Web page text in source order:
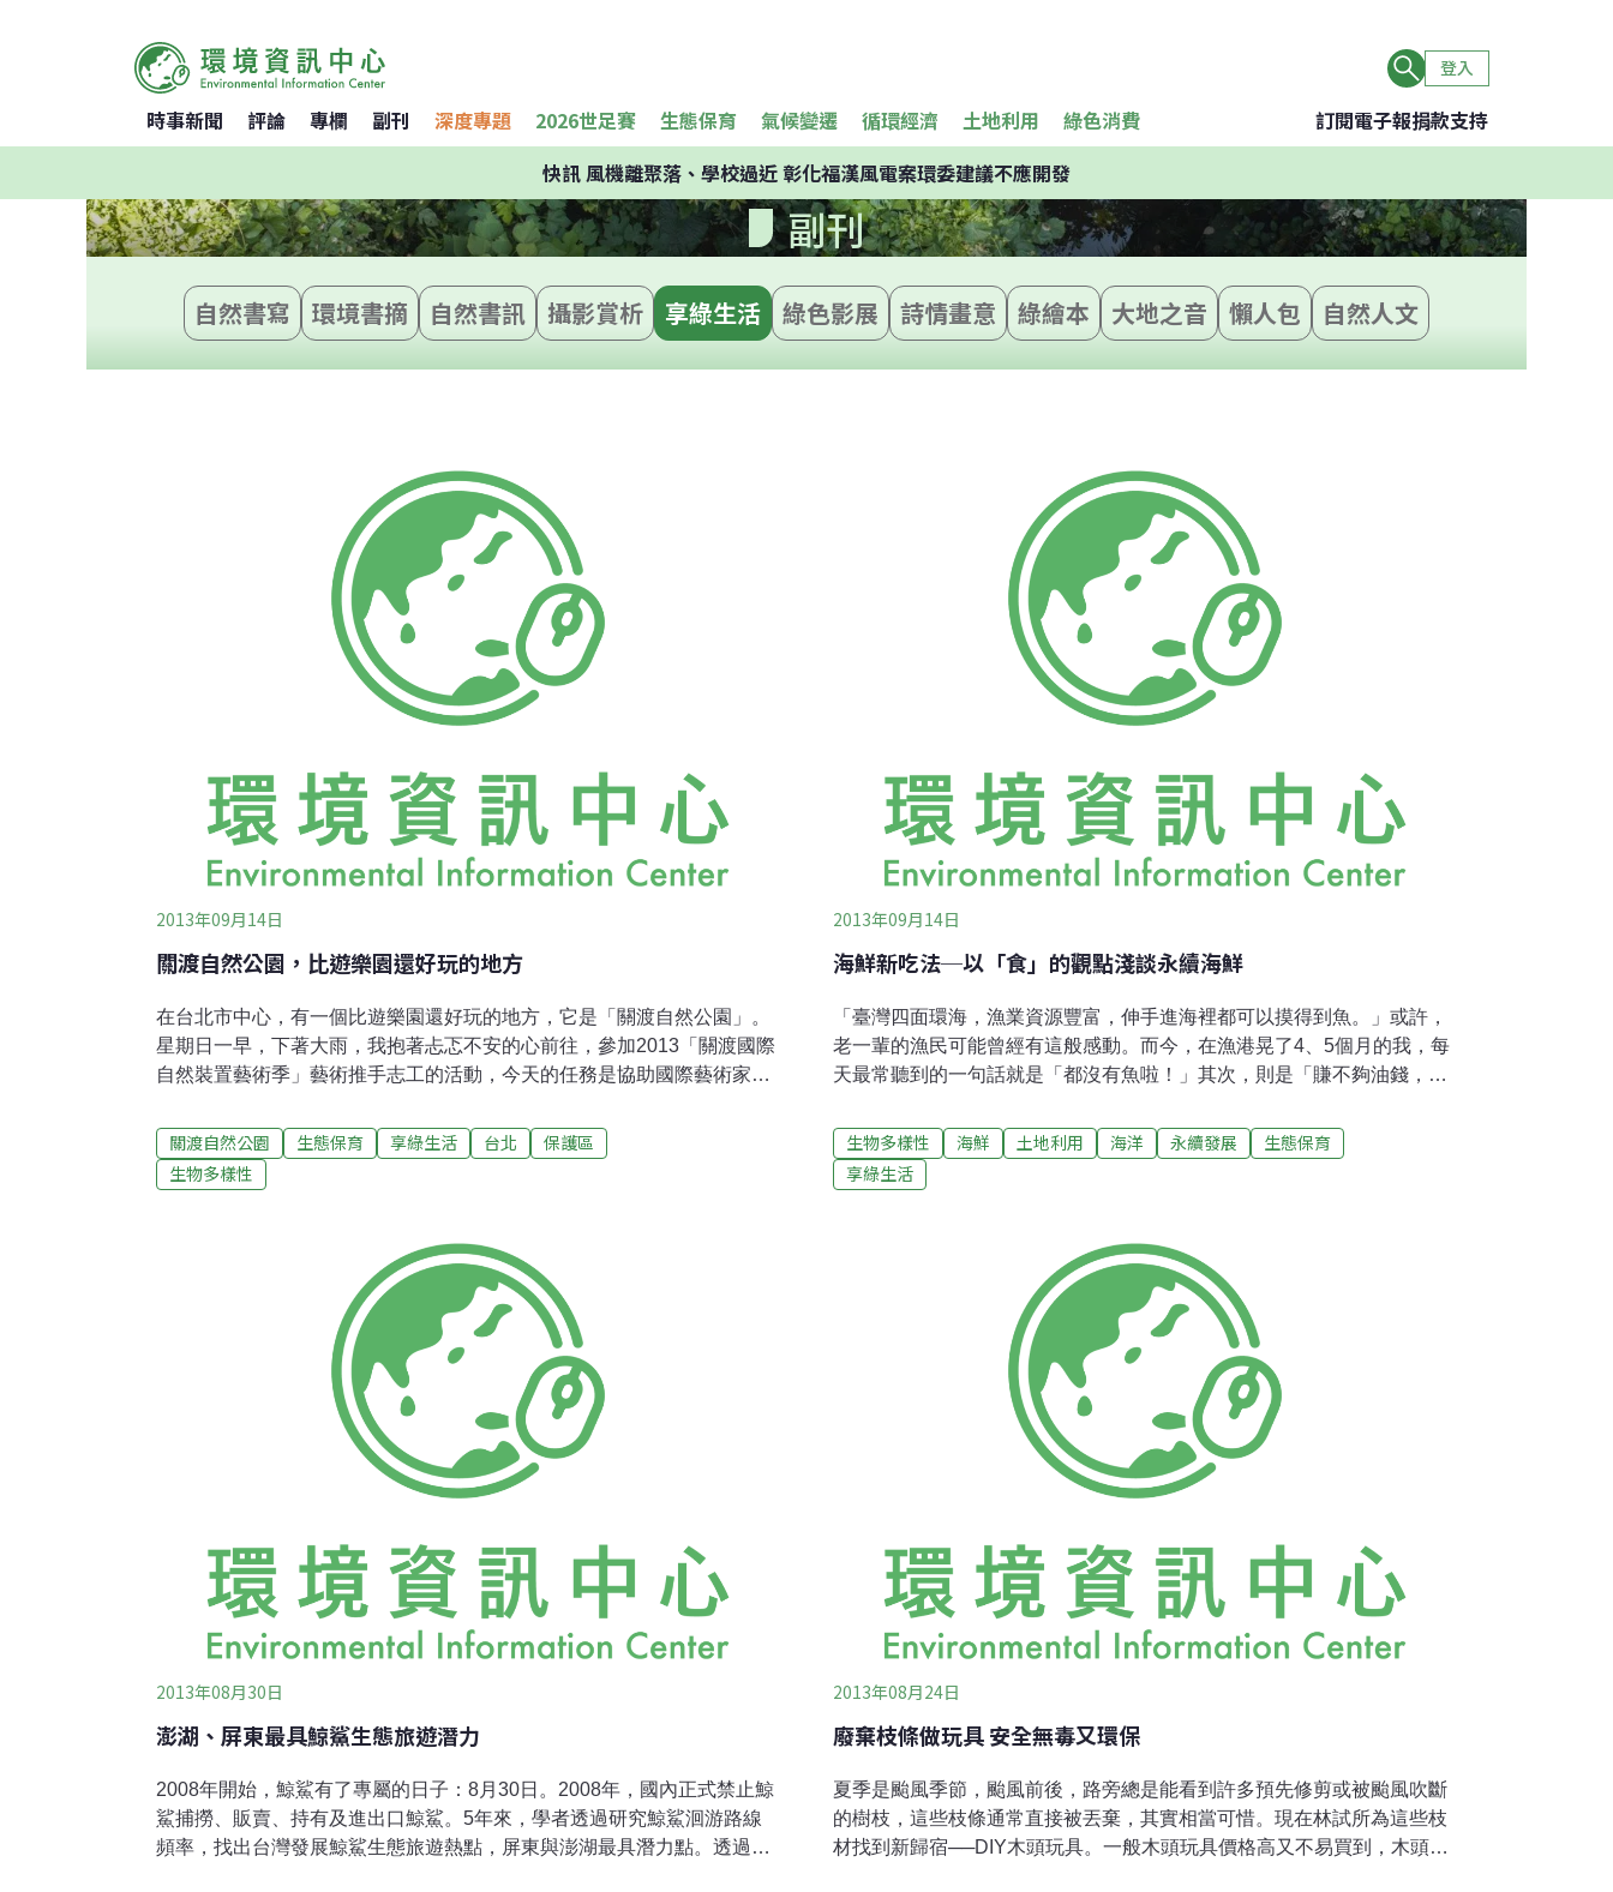
登入
時事新聞 評論 專欄 副刊 深度專題 2026世足賽 生態保育 氣候變遷 循環經濟 土地利用 綠色消費 訂閱電子報捐款支持
快訊風機離聚落、學校過近 彰化福漢風電案環委建議不應開發
副刊
自然書寫 環境書摘 自然書訊 攝影賞析 享綠生活 綠色影展 詩情畫意 綠繪本 大地之音 懶人包 自然人文
2013年09月14日
關渡自然公園，比遊樂園還好玩的地方
在台北市中心，有一個比遊樂園還好玩的地方，它是「關渡自然公園」。
星期日一早，下著大雨，我抱著忐忑不安的心前往，參加2013「關渡國際
自然裝置藝術季」藝術推手志工的活動，今天的任務是協助國際藝術家裝
國。今天也是他們開工的第一天，沒想到天空不作美，竟然下起大雨，但
自然藝術節本來就必須和晴雨、節氣做朋友，無論是艷陽還是颳風下雨，
都屬於創作的一部分，想到這就不得不打起精神上陣啦！看著同行的志工
體，他們是代理奧地利優質家具品牌「傢廚」，沒想到在我身邊一起挖土
的年輕人就是內湖店的店長耶（驚!），一臉斯文相的他透露今天是他們店
裡的志工日，隨著「志企團隊」（該單位協助媒合企業與公益活動）一起
來體驗。「我們公司的理念就是綠慢活美學，環境教育是我們最重視的一
部分」除此之外，店長還告訴我
關渡自然公園 生態保育 享綠生活 台北
保護區
生物多樣性
2013年09月14日
海鮮新吃法─以「食」的觀點淺談永續海鮮
「臺灣四面環海，漁業資源豐富，伸手進海裡都可以摸得到魚。」或許，
老一輩的漁民可能曾經有這般感動。而今，在漁港晃了4、5個月的我，每
天最常聽到的一句話就是「都沒有魚啦！」其次，則是「賺不夠油錢，
呢？加拿大的海洋保育學者Boris Worm於2006年時指出，依照當前漁業資
源銳減的速度，人類將在2048年前失去饗食海鮮的機會。2048，也就是在
35年後，海鮮就會從我們的餐桌上消失？我們的下一代，甚至是下下代，
的角色。走進人聲鼎沸的夜市，醃漬過的魷魚/小卷經過碳火的淬鍊後，3
隻僅僅一百卻讓你記憶長存；三五好友齊聚在一盤一百元的熱炒店，一邊
吸吮著海瓜子，一邊夾起剛起鍋的酥炸銀魚，再與沁涼的台灣啤酒一齊下
肚；傳統產業的老總下班後，陪著客戶到巷口的海產店，點了一道道佳
生物多樣性 海鮮 土地利用 海洋 永續發展
生態保育
享綠生活
2013年08月30日
澎湖、屏東最具鯨鯊生態旅遊潛力
2008年開始，鯨鯊有了專屬的日子：8月30日。2008年，國內正式禁止鯨
鯊捕撈、販賣、持有及進出口鯨鯊。5年來，學者透過研究鯨鯊洄游路線
頻率，找出台灣發展鯨鯊生態旅遊熱點，屏東與澎湖最具潛力點。透過台
2013年08月24日
廢棄枝條做玩具 安全無毒又環保
夏季是颱風季節，颱風前後，路旁總是能看到許多預先修剪或被颱風吹斷
的樹枝，這些枝條通常直接被丟棄，其實相當可惜。現在林試所為這些枝
材找到新歸宿──DIY木頭玩具。一般木頭玩具價格高又不易買到，木頭玩